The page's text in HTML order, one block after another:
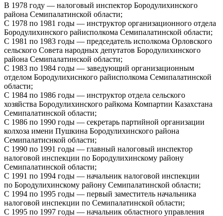
В 1978 году — налоговый инспектор Бородулихинского
района Семипалатинской области;
С 1978 по 1981 годы — инструктор организационного отдела
Бородулихинского райисполкома Семипалатинской области;
С 1981 по 1983 годы — председатель исполкома Орловского
сельского Совета народных депутатов Бородулихинского
района Семипалатинской области;
С 1983 по 1984 годы — заведующий организационным
отделом Бородулихиснкого райисполкома Семипалатинской
области;
С 1984 по 1986 годы — инструктор отдела сельского
хозяйства Бородулихинского райкома Компартии Казахстана
Семипалатинской области;
С 1986 по 1990 годы — секретарь партийной организации
колхоза имени Пушкина Бородулихинского района
Семипалатиснкой области;
С 1990 по 1991 годы — главный налоговый инспектор
налоговой инспекции по Бородулихинскому району
Семипалатинской области;
С 1991 по 1994 годы — начальник налоговой инспекции
по Бородулихинскому району Семипалатинской области;
С 1994 по 1995 годы — первый заместитель начальника
налоговой инспекции по Семипалатинской области;
С 1995 по 1997 годы — начальник областного управления